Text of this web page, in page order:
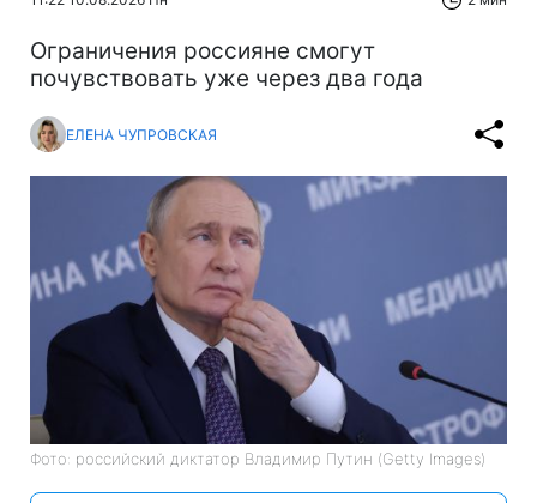
Ограничения россияне смогут
почувствовать уже через два года
ЕЛЕНА ЧУПРОВСКАЯ
Фото: российский диктатор Владимир Путин (Getty Images)